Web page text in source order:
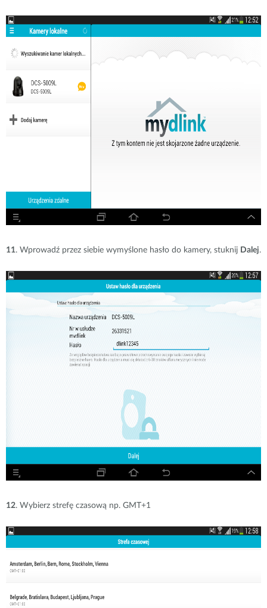
11. Wprowadź przez siebie wymyślone hasło do kamery, stuknij Dalej.
12. Wybierz strefę czasową np. GMT+1